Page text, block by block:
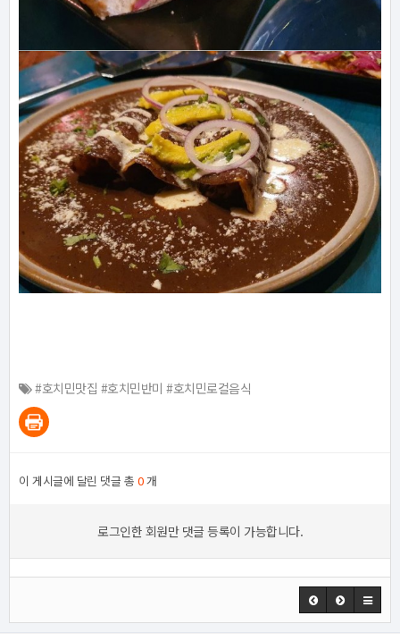
#호치민맛집 #호치민반미 #호치민로컬음식
이 게시글에 달린 댓글 총 0개
로그인한 회원만 댓글 등록이 가능합니다.